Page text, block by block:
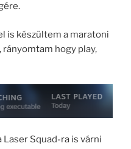
is készültem a maratoni
hogy play,
Squad-ra is várni